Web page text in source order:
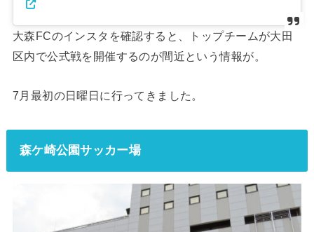
大森FCのインスタを確認すると、トップチームが大田
区内で公式戦を開催するのが間近という情報が。
7月最初の日曜日に行ってきました。
森ケ崎公園サッカー場